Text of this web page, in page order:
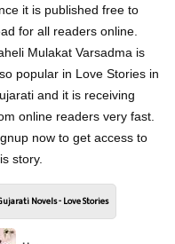
it is published free to
for all readers online.
Mulakat Varsadma is
popular in Love Stories in
and it is receiving
online readers very fast.
now to get access to
story.
Novels - Love Stories